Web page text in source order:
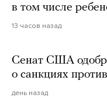
в том числе
13 часов назад
Сенат США
о санкциях
день назад